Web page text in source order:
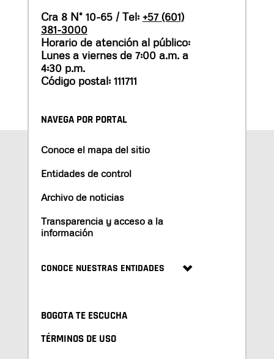
Cra 8 N° 10-65 / Tel: +57 (601)
381-3000
Horario de atención al público:
Lunes a viernes de 7:00 a.m. a
4:30 p.m.
Código postal: 111711
NAVEGA POR PORTAL
Conoce el mapa del sitio
Entidades de control
Archivo de noticias
Transparencia y acceso a la
información
CONOCE NUESTRAS ENTIDADES
BOGOTA TE ESCUCHA
TÉRMINOS DE USO